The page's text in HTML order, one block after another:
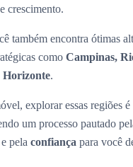
crescimento.
também encontra ótimas
como Campinas,
Horizonte.
explorar essas regiões é
um processo pautado
e pela confiança para você